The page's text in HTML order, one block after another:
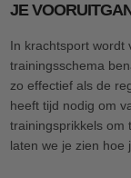
JE
In krachtsport wordt
trainingsschema
zo effectief als de
heeft tijd nodig om
trainingsprikkels om
laten we je zien hoe